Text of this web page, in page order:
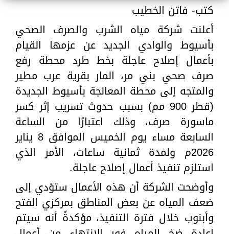
كتب- فاتن الخطيب
أعلنت شركة مياه الشرب والصرف الصحي
بأسيوط والوادي الجديد عن عزمها القيام
بأعمال إصلاح عاجلة بخط طرد محطة رفع
صرف صحي بني مر، المار بقرية عرب مطير
والمتجه إلى محطة المعالجة بأسيوط الجديدة
(قطر 900 مم) بسبب حدوث تسريب إثر كسر
ماسورة صرف، وذلك اعتبارًا من الساعة
السابعة مساء يوم الخميس الموافق 8 يناير
2026م ولمدة ثمانية ساعات، الأمر الذي
استلزم تنفيذ أعمال إصلاح عاجلة.
وأوضحت الشركة أن هذه الأعمال ستؤدي إلى
ضعف المياه عن بعض المناطق بمركزي الفتح
وأبنوب خلال فترة التنفيذ، مؤكدةً أنه سيتم